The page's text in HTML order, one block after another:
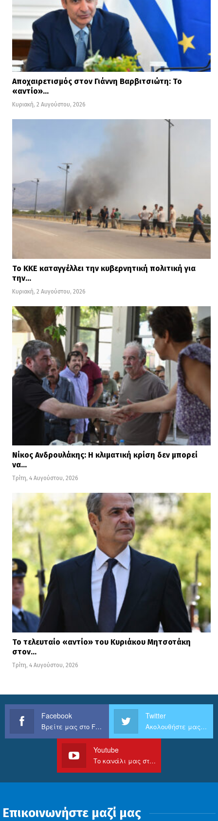
Αποχαιρετισμός στον Γιάννη Βαρβιτσιώτη: Το
«αντίο»…
Κυριακή, 2 Αυγούστου, 2026
Το ΚΚΕ καταγγέλλει την κυβερνητική πολιτική για
την…
Κυριακή, 2 Αυγούστου, 2026
Νίκος Ανδρουλάκης: Η κλιματική κρίση δεν μπορεί
να…
Τρίτη, 4 Αυγούστου, 2026
Το τελευταίο «αντίο» του Κυριάκου Μητσοτάκη
στον…
Τρίτη, 4 Αυγούστου, 2026
Facebook
Βρείτε μας στο Facebook
Twitter
Ακολουθήστε μας στο Twitter
Youtube
Το κανάλι μας στο Youtube
Επικοινωνήστε μαζί μας